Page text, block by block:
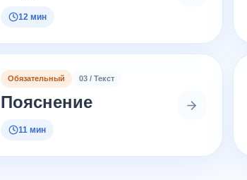
12 мин
Обязательный 03 / Текст
Пояснение
11 мин